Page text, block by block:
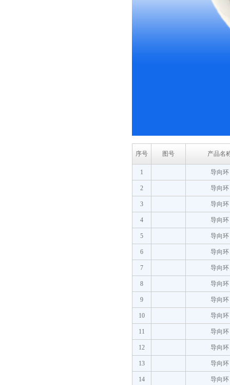
序号 图号 产品名
1 导向环
2 导向环
3 导向环
4 导向环
5 导向环
6 导向环
7 导向环
8 导向环
9 导向环
10 导向环
11 导向环
12 导向环
13 导向环
14 导向环